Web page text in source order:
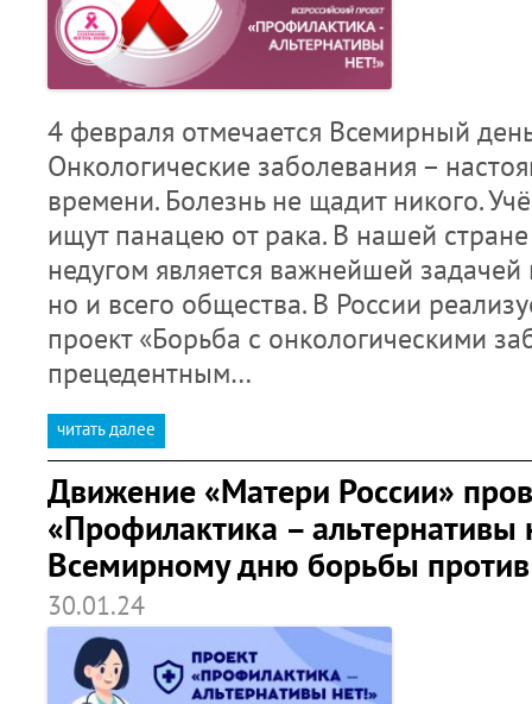
4 февраля отмечается Всемирный
Онкологические заболевания –
времени. Болезнь не щадит никого.
ищут панацею от рака. В нашей
недугом является важнейшей задачей
но и всего общества. В России
проект «Борьба с онкологическими
прецедентным…
читать далее
Движение «Матери России»
«Профилактика – альтернативы
Всемирному дню борьбы
30.01.24